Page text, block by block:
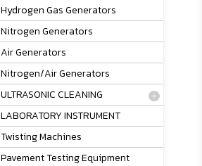
Hydrogen Gas Generators
Nitrogen Generators
Air Generators
Nitrogen/Air Generators
ULTRASONIC CLEANING
LABORATORY INSTRUMENT
Twisting Machines
Pavement Testing Equipment